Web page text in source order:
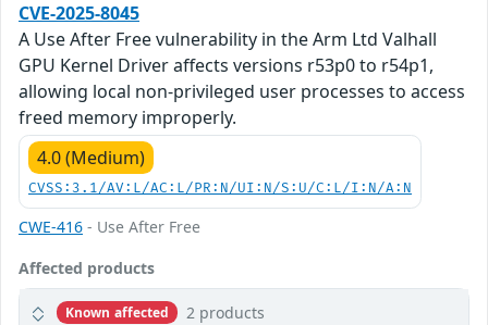
CVE-2025-8045
A Use After Free vulnerability in the Arm Ltd Valhall
GPU Kernel Driver affects versions r53p0 to r54p1,
allowing local non-privileged user processes to access
freed memory improperly.
4.0 (Medium)
CVSS:3.1/AV:L/AC:L/PR:N/UI:N/S:U/C:L/I:N/A:N
CWE-416 - Use After Free
Affected products
Known affected 2 products